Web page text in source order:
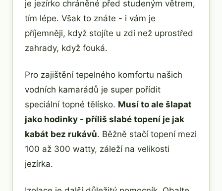
je jezírko chráněné před studeným větrem,
tím lépe. Však to znáte - i vám je
příjemněji, když stojíte u zdi než uprostřed
zahrady, když fouká.
Pro zajištění tepelného komfortu našich
vodních kamarádů je super pořídit
speciální topné tělísko. Musí to ale šlapat
jako hodinky - příliš slabé topení je jak
kabát bez rukávů. Běžně stačí topení mezi
100 až 300 watty, záleží na velikosti
jezírka.